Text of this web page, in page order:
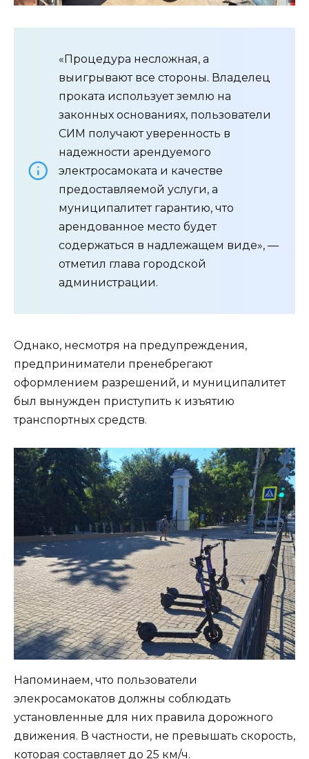
«Процедура несложная, а
выигрывают все стороны. Владелец
проката использует землю на
законных основаниях, пользователи
СИМ получают уверенность в
надежности арендуемого
электросамоката и качестве
предоставляемой услуги, а
муниципалитет гарантию, что
арендованное место будет
содержаться в надлежащем виде», —
отметил глава городской
администрации.
Однако, несмотря на предупреждения,
предприниматели пренебрегают
оформлением разрешений, и муниципалитет
был вынужден приступить к изъятию
транспортных средств.
Напоминаем, что пользователи
элекросамокатов должны соблюдать
установленные для них правила дорожного
движения. В частности, не превышать скорость,
которая составляет до 25 км/ч.